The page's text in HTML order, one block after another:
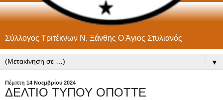
Σύλλογος Τριτέκνων Ν. Ξάνθης Ο Άγιος Στυλιανός
▼
Πέμπτη 14 Νοεμβρίου 2024
ΔΕΛΤΙΟ ΤΥΠΟΥ ΟΠΟΤΤΕ